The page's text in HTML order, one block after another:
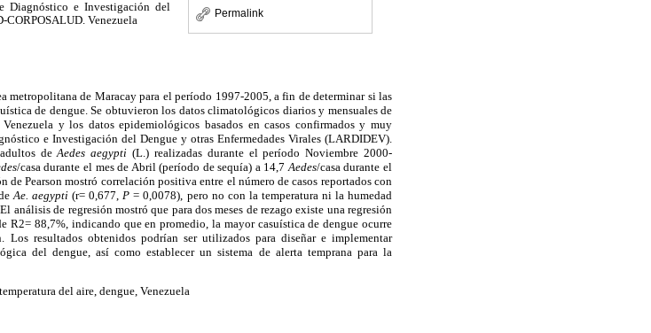
Permalink
Diagnóstico e Investigación del
CORPOSALUD. Venezuela
de Maracay para el período 1997-2005, a fin de determinar si las
de dengue. Se obtuvieron los datos climatológicos diarios y mensuales de
y los datos epidemiológicos basados en casos confirmados y muy
e Investigación del Dengue y otras Enfermedades Virales (LARDIDEV).
deAedes aegypti(L.) realizadas durante el período Noviembre 2000-
/casa durante el mes de Abril (período de sequía) a 14,7Aedes/casa durante el
Pearson mostró correlación positiva entre el número de casos reportados con
Ae. aegypti(r= 0,677,P= 0,0078), pero no con la temperatura ni la humedad
de regresión mostró que para dos meses de rezago existe una regresión
R2= 88,7%, indicando que en promedio, la mayor casuística de dengue ocurre
resultados obtenidos podrían ser utilizados para diseñar e implementar
del dengue, así como establecer un sistema de alerta temprana para la
del aire, dengue, Venezuela